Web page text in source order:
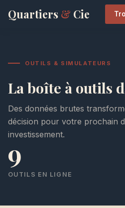
Quartiers & Cie
OUTILS & SIMULATEURS
La boîte à outils
Des données brutes
décision pour votre prochain
investissement.
9
OUTILS EN LIGNE